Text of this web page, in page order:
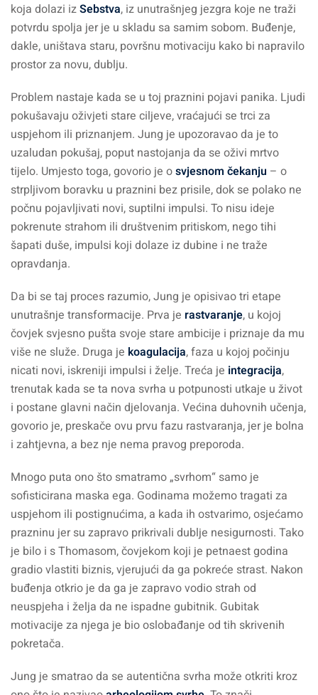
koja dolazi izSebstva, iz unutrašnjeg jezgra koje ne traži
potvrdu spolja jer je u skladu sa samim sobom. Buđenje,
dakle, uništava staru, površnu motivaciju kako bi napravilo
prostor za novu, dublju.
Problem nastaje kada se u toj praznini pojavi panika. Ljudi
pokušavaju oživjeti stare ciljeve, vraćajući se trci za
uspjehom ili priznanjem. Jung je upozoravao da je to
uzaludan pokušaj, poput nastojanja da se oživi mrtvo
tijelo. Umjesto toga, govorio je osvjesnom čekanju – o
strpljivom boravku u praznini bez prisile, dok se polako ne
počnu pojavljivati novi, suptilni impulsi. To nisu ideje
pokrenute strahom ili društvenim pritiskom, nego tihi
šapati duše, impulsi koji dolaze iz dubine i ne traže
opravdanja.
Da bi se taj proces razumio, Jung je opisivao tri etape
unutrašnje transformacije. Prva je rastvaranje, u kojoj
čovjek svjesno pušta svoje stare ambicije i priznaje da mu
više ne služe. Druga je koagulacija, faza u kojoj počinju
nicati novi, iskreniji impulsi i želje. Treća je integracija,
trenutak kada se ta nova svrha u potpunosti utkaje u život
i postane glavni način djelovanja. Većina duhovnih učenja,
govorio je, preskače ovu prvu fazu rastvaranja, jer je bolna
i zahtjevna, a bez nje nema pravog preporoda.
Mnogo puta ono što smatramo „svrhom“ samo je
sofisticirana maska ega. Godinama možemo tragati za
uspjehom ili postignućima, a kada ih ostvarimo, osjećamo
prazninu jer su zapravo prikrivali dublje nesigurnosti. Tako
je bilo i s Thomasom, čovjekom koji je petnaest godina
gradio vlastiti biznis, vjerujući da ga pokreće strast. Nakon
buđenja otkrio je da ga je zapravo vodio strah od
neuspjeha i želja da ne ispadne gubitnik. Gubitak
motivacije za njega je bio oslobađanje od tih skrivenih
pokretača.
Jung je smatrao da se autentična svrha može otkriti kroz